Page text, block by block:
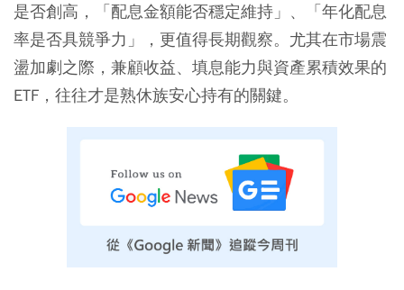
是否創高，「配息金額能否穩定維持」、「年化配息
率是否具競爭力」，更值得長期觀察。尤其在市場震
盪加劇之際，兼顧收益、填息能力與資產累積效果的
ETF，往往才是熟休族安心持有的關鍵。